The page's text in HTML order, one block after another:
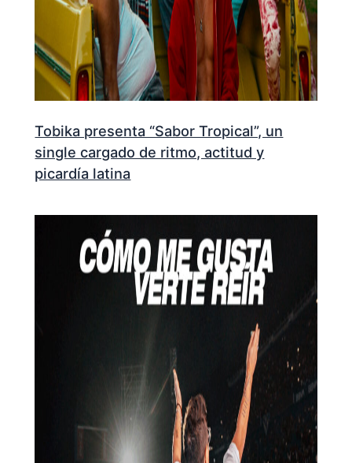
Tobika presenta “Sabor Tropical”, un
single cargado de ritmo, actitud y
picardía latina